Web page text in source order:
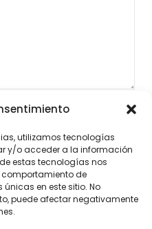
utilizamos tecnologías
y/o acceder a la información
estas tecnologías nos
de
en este sitio. No
puede afectar negativamente